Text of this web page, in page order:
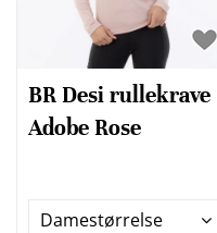
BR Desi rullekrave |
Adobe Rose
Damestørrelse